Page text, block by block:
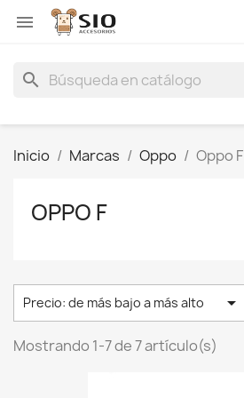

search
Inicio Marcas Oppo Oppo F
OPPO F
Precio: de más bajo a más alto 
Mostrando 1-7 de 7 artículo(s)